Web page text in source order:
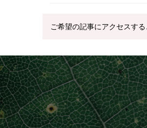
ご希望の記事にアクセスす